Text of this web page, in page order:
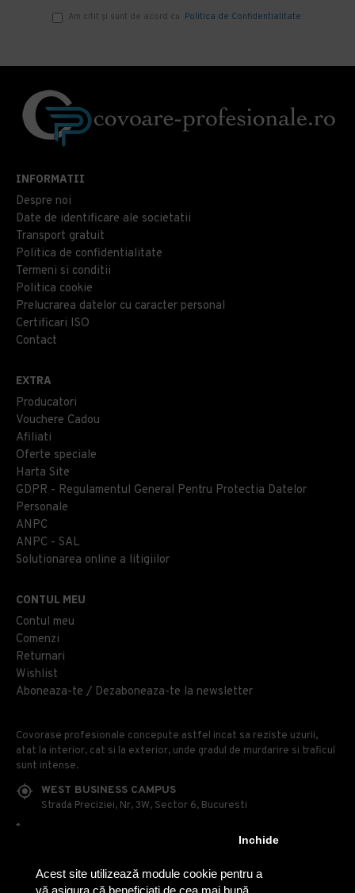
Acest site utilizează module cookie pentru a
Inchide
Am citit şi sunt de acord cu Politica de Confidentialitate
INFORMATII
Despre noi
Date de identificare ale societatii
Transport gratuit
Politica de confidentialitate
Termeni si conditii
Politica cookie
Prelucrarea datelor cu caracter personal
Certificari ISO
Contact
EXTRA
Producatori
Vouchere Cadou
Afiliati
Oferte speciale
Harta Site
GDPR - Regulamentul General Pentru Protectia Datelor
Personale
ANPC
ANPC - SAL
Solutionarea online a litigiilor
CONTUL MEU
Contul meu
Comenzi
Returnari
Wishlist
Aboneaza-te / Dezaboneaza-te la newsletter
Covorase profesionale concepute astfel incat sa reziste uzurii,
atat la interior, cat si la exterior, unde gradul de murdarire si traficul
sunt intense.
WEST BUSINESS CAMPUS
Strada Preciziei, Nr, 3W, Sector 6, Bucuresti
OFFICE@COVOARE-PROFESIONALE.RO